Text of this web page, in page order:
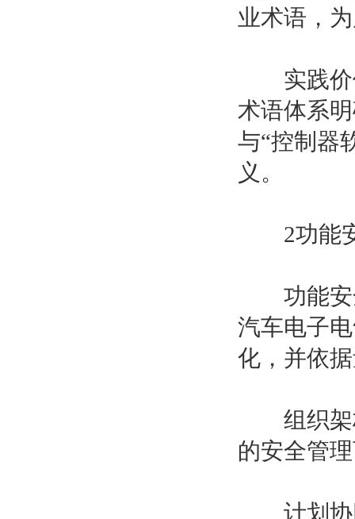
业术语，
实践价值
术语体系
与“控制器
义。
2功能安
功能安全
汽车电子
化，并依
组织架构
的安全管
计划协同